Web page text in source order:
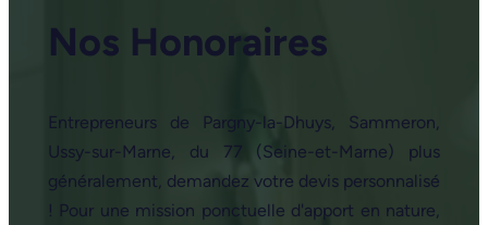
Nos Honoraires
Entrepreneurs de Pargny-la-Dhuys, Sammeron,
Ussy-sur-Marne, du 77 (Seine-et-Marne) plus
généralement, demandez votre devis personnalisé
! Pour une mission ponctuelle d'apport en nature,